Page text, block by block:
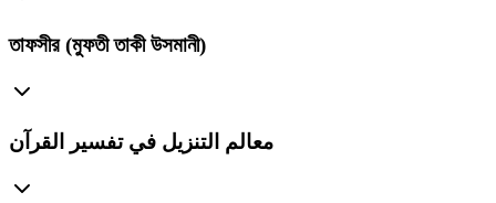
তাফসীর (মুফতী তাকী উসমানী)
معالم التنزيل في تفسير القرآن